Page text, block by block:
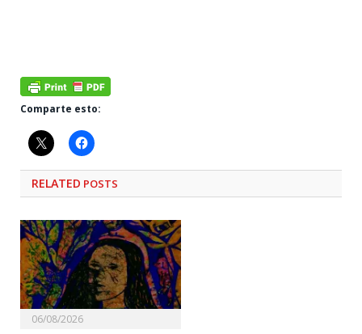
Comparte esto:
RELATED POSTS
06/08/2026